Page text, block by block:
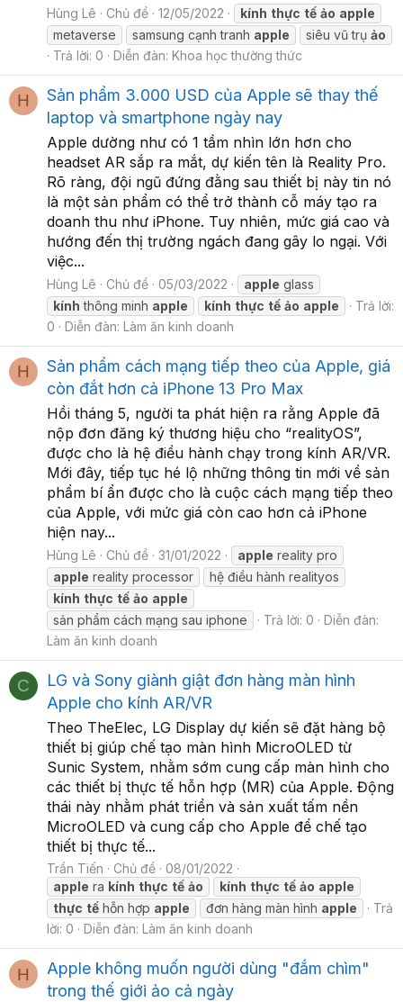
Hùng Lê Chủ đề 12/05/2022 kính thực tế ảo apple
metaverse
samsung cạnh tranh apple siêu vũ trụ ảo
Trả lời: 0
Diễn đàn: Khoa học thường thức
H
Sản phẩm 3.000 USD của Apple sẽ thay thế
laptop và smartphone ngày nay
Apple dường như có 1 tầm nhìn lớn hơn cho
headset AR sắp ra mắt, dự kiến tên là Reality Pro.
Rõ ràng, đội ngũ đứng đằng sau thiết bị này tin nó
là một sản phẩm có thể trở thành cỗ máy tạo ra
doanh thu như iPhone. Tuy nhiên, mức giá cao và
hướng đến thị trường ngách đang gây lo ngại. Với
việc...
Hùng Lê Chủ đề 05/03/2022 apple glass
kính thông minh apple kính thực tế ảo apple
Trả lời:
0
Diễn đàn: Làm ăn kinh doanh
H
Sản phẩm cách mạng tiếp theo của Apple, giá
còn đắt hơn cả iPhone 13 Pro Max
Hồi tháng 5, người ta phát hiện ra rằng Apple đã
nộp đơn đăng ký thương hiệu cho “realityOS”,
được cho là hệ điều hành chạy trong kính AR/VR.
Mới đây, tiếp tục hé lộ những thông tin mới về sản
phẩm bí ẩn được cho là cuộc cách mạng tiếp theo
của Apple, với mức giá còn cao hơn cả iPhone
hiện nay...
Hùng Lê Chủ đề 31/01/2022 apple reality pro
apple reality processor
hệ điều hành realityos
kính thực tế ảo apple
sản phẩm cách mạng sau iphone
Trả lời: 0
Diễn đàn:
Làm ăn kinh doanh
C
LG và Sony giành giật đơn hàng màn hình
Apple cho kính AR/VR
Theo TheElec, LG Display dự kiến sẽ đặt hàng bộ
thiết bị giúp chế tạo màn hình MicroOLED từ
Sunic System, nhằm sớm cung cấp màn hình cho
các thiết bị thực tế hỗn hợp (MR) của Apple. Động
thái này nhằm phát triển và sản xuất tấm nền
MicroOLED và cung cấp cho Apple để chế tạo
thiết bị thực tế...
Trần Tiến Chủ đề
08/01/2022
apple ra kính thực tế ảo kính thực tế ảo apple
thực tế hỗn hợp apple đơn hàng màn hình apple
Trả
lời: 0
Diễn đàn: Làm ăn kinh doanh
H
Apple không muốn người dùng "đắm chìm"
trong thế giới ảo cả ngày